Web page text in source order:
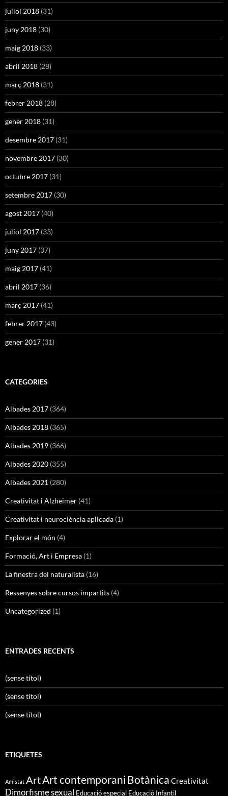
juliol 2018 (31)
juny 2018 (30)
maig 2018 (33)
abril 2018 (28)
març 2018 (31)
febrer 2018 (28)
gener 2018 (31)
desembre 2017 (31)
novembre 2017 (30)
octubre 2017 (31)
setembre 2017 (30)
agost 2017 (40)
juliol 2017 (33)
juny 2017 (37)
maig 2017 (41)
abril 2017 (36)
març 2017 (41)
febrer 2017 (43)
gener 2017 (31)
CATEGORIES
Albades 2017 (364)
Albades 2018 (365)
Albades 2019 (366)
Albades 2020 (355)
Albades 2021 (280)
Creativitat i Alzheimer (41)
Creativitat i neurociència aplicada (1)
Explorar el món (4)
Formació, Art i Empresa (1)
La finestra del naturalista (16)
Ressenyes sobre cursos impartits (4)
Uncategorized (1)
ENTRADES RECENTS
(sense títol)
(sense títol)
(sense títol)
ETIQUETES
Amistat ArtArt contemporaniBotànica Creativitat
Dimorfisme sexual Educació especial Educació Infantil